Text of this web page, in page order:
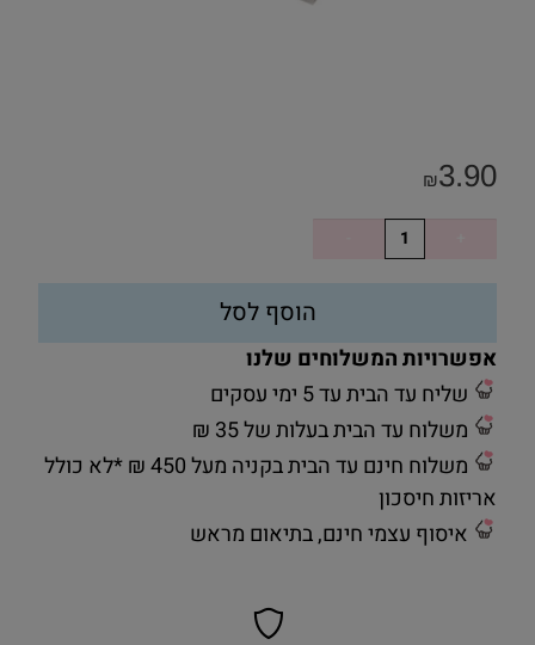
₪3.90
הוסף לסל
אפשרויות המשלוחים שלנו
שליח עד הבית עד 5 ימי עסקים
משלוח עד הבית בעלות של 35 ₪
משלוח חינם עד הבית בקניה מעל 450 ₪ *לא כולל
אריזות חיסכון
איסוף עצמי חינם, בתיאום מראש